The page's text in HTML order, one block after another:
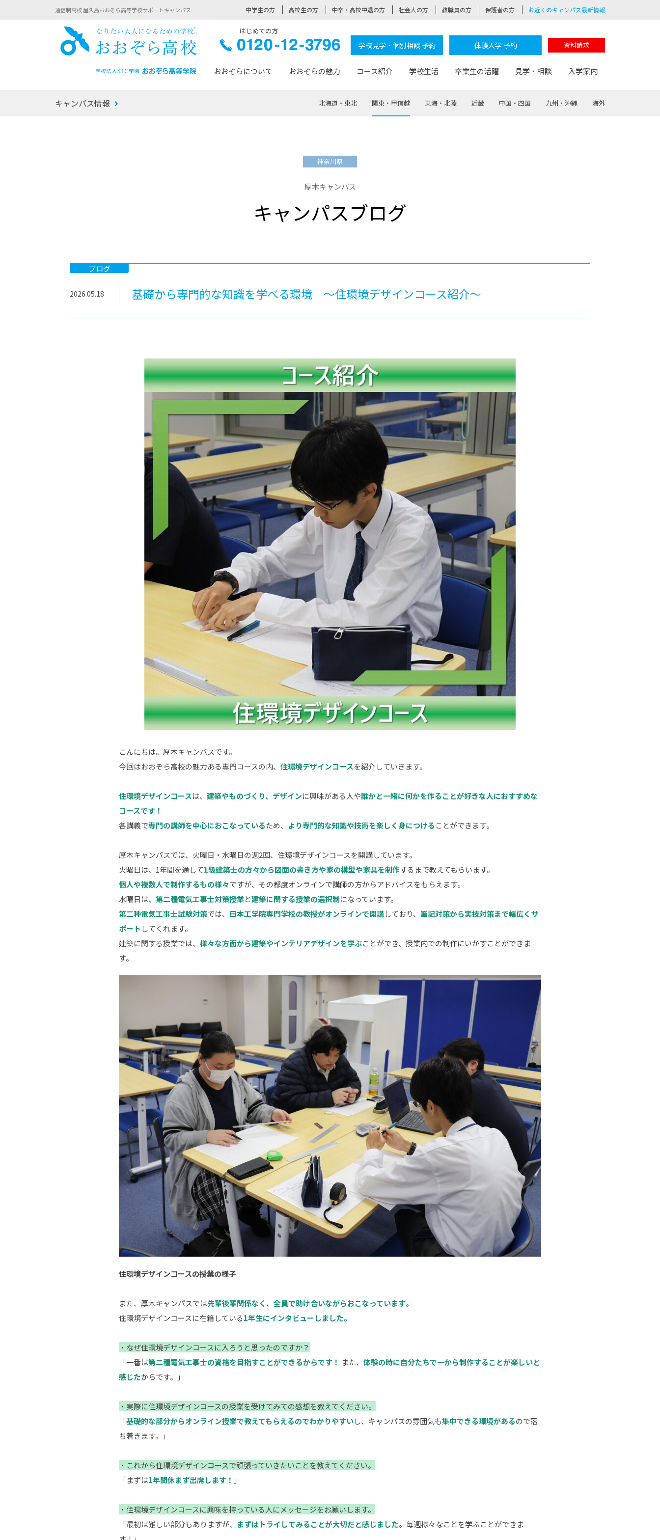
通信制高校 屋久島おおぞら高等学校サポートキャンパス 中学生の方 高校生の方 中卒・高校中退の方 社会人の方 教職員の方 保護者の方 お近くのキャンパス最新情報
おおぞら高校はじめての方
0120-学校見学・個別相談 予約 体験入学 予約 資料請求
おおぞらについて
おおぞらについて トップページ
おおぞら高校とは
サポート
おおぞらの魅力
おおぞらの魅力 トップページ
なりたい大人になるための体験
-社会の架け橋プログラム®
コース紹介
コース紹介 トップページ
-進学コース
-基礎コース
学校生活
学校生活 トップページ
先輩の声 おおぞら100選
卒業生の活躍
卒業生の活躍 トップページ
見学・相談
見学・相談 トップページ
入学案内
入学案内 トップページ
卒業までの流れ
キャンパス情報 北海道・東北 関東・甲信越 東海・北陸 近畿 中国・四国 九州・沖縄 海外
神奈川県
厚木キャンパス
キャンパスブログ
ブログ
2026.05.18 基礎から専門的な知識を学べる環境 ～住環境デザインコース紹介～
こんにちは。厚木キャンパスです。
今回はおおぞら高校の魅力ある専門コースの内、 住環境デザインコースを紹介していきます。
住環境デザインコースは、 建築やものづくり、デザインに興味がある人や誰かと一緒に何かを作ることが好きな人におすすめな
コースです！
各講義で専門の講師を中心におこなっているため、 より専門的な知識や技術を楽しく身につける ことができます。
厚木キャンパスでは、火曜日・水曜日の週2回、住環境デザインコースを開講しています。
火曜日は、1年間を通して1級建築士の方々から図面の書き方や家の模型や家具を制作するまで教えてもらいます。
個人や複数人で制作するもの様々ですが、その都度オンラインで講師の方からアドバイスをもらえます。
水曜日は、 第二種電気工事士対策授業と建築に関する授業の選択制になっています。
第二種電気工事士試験対策では、 日本工学院専門学校の教授がオンラインで開講しており、 筆記対策から実技対策まで幅広くサ
ポート してくれます。
建築に関する授業では、 様々な方面から建築やインテリアデザインを学ぶことができ、授業内での制作にいかすことができま
す。
住環境デザインコースの授業の様子
また、厚木キャンパスでは先輩後輩関係なく、全員で助け合いながらおこなっています。
住環境デザインコースに在籍している1年生にインタビューしました。
・なぜ住環境デザインコースに入ろうと思ったのですか？
「一番は第二種電気工事士の資格を目指すことができるからです！ また、 体験の時に自分たちで一から制作することが楽しいと
感じたからです。」
・実際に住環境デザインコースの授業を受けてみての感想を教えてください。
「基礎的な部分からオンライン授業で教えてもらえるのでわかりやすいし、キャンパスの雰囲気も集中できる環境があるので落
ち着きます。」
・これから住環境デザインコースで頑張っていきたいことを教えてください。
「まずは1年間休まず出席します！ 」
・住環境デザインコースに興味を持っている人にメッセージをお願いします。
「最初は難しい部分もありますが、 まずはトライしてみることが大切だと感じました。 毎週様々なことを学ぶことができま